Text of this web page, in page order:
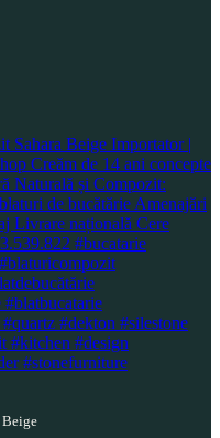
Beige